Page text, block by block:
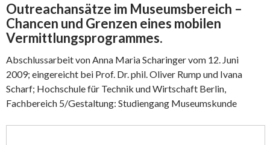
Outreachansätze im Museumsbereich –
Chancen und Grenzen eines mobilen
Vermittlungsprogrammes.
Abschlussarbeit von Anna Maria Scharinger vom 12. Juni
2009; eingereicht bei Prof. Dr. phil. Oliver Rump und Ivana
Scharf; Hochschule für Technik und Wirtschaft Berlin,
Fachbereich 5/Gestaltung: Studiengang Museumskunde